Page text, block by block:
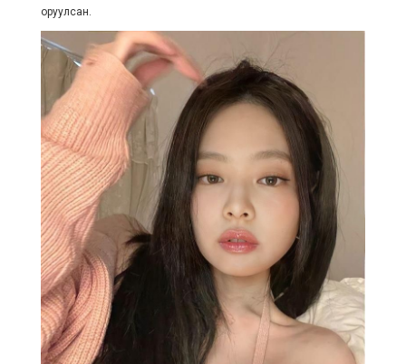
оруулсан.